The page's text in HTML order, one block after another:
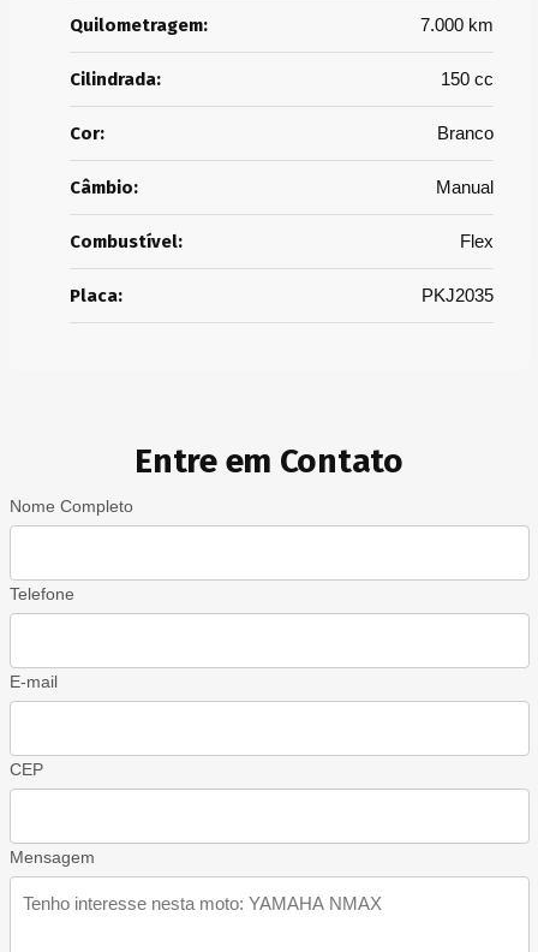
Quilometragem: 7.000 km
Cilindrada: 150 cc
Cor: Branco
Câmbio: Manual
Combustível: Flex
Placa: PKJ2035
Entre em Contato
Nome Completo
Telefone
E-mail
CEP
Mensagem